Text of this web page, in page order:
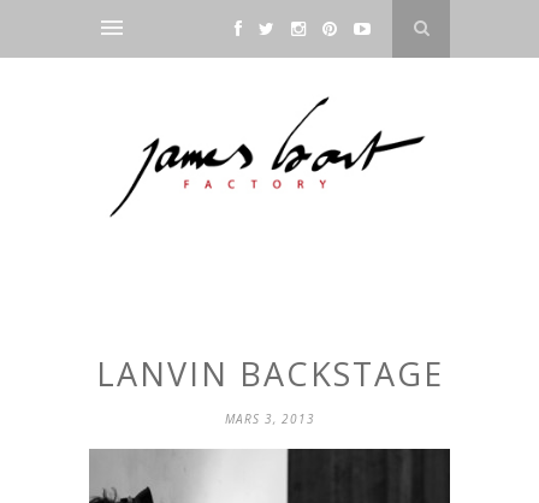
LANVIN BACKSTAGE
MARS 3, 2013